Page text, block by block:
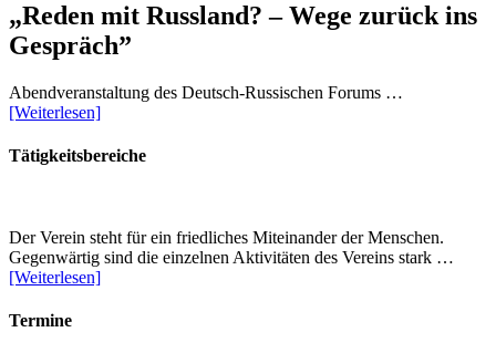
„Reden mit Russland? – Wege zurück ins
Gespräch”
Abendveranstaltung des Deutsch-Russischen Forums …
[Weiterlesen]
Tätigkeitsbereiche
Der Verein steht für ein friedliches Miteinander der Menschen.
Gegenwärtig sind die einzelnen Aktivitäten des Vereins stark …
[Weiterlesen]
Termine